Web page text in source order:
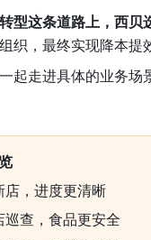
型这条道路上，西贝
织，最终实现降本提
起走进具体的业务场
店，进度更清晰
巡查，食品更安全